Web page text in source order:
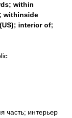
within
withinside
interior of;
часть; интерьер